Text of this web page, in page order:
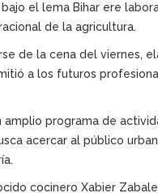
el lema Bihar ere
de la agricultura.
de la cena del viernes,
a los futuros
programa de
acercar al público
cocinero Xabier